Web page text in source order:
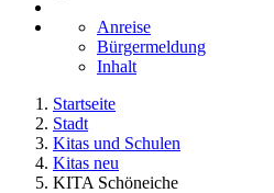
Anreise
Bürgermeldung
Inhalt
Startseite
Stadt
Kitas und Schulen
Kitas neu
KITA Schöneiche